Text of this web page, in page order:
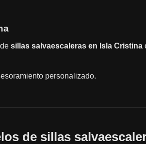
sillas salvaescaleras en Isla Cristina
personalizado.
de sillas